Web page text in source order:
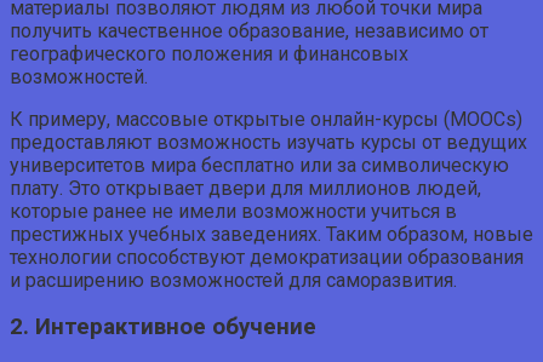
материалы позволяют людям из любой точки мира
получить качественное образование, независимо от
географического положения и финансовых
возможностей.
К примеру, массовые открытые онлайн-курсы (MOOCs)
предоставляют возможность изучать курсы от ведущих
университетов мира бесплатно или за символическую
плату. Это открывает двери для миллионов людей,
которые ранее не имели возможности учиться в
престижных учебных заведениях. Таким образом, новые
технологии способствуют демократизации образования
и расширению возможностей для саморазвития.
2. Интерактивное обучение